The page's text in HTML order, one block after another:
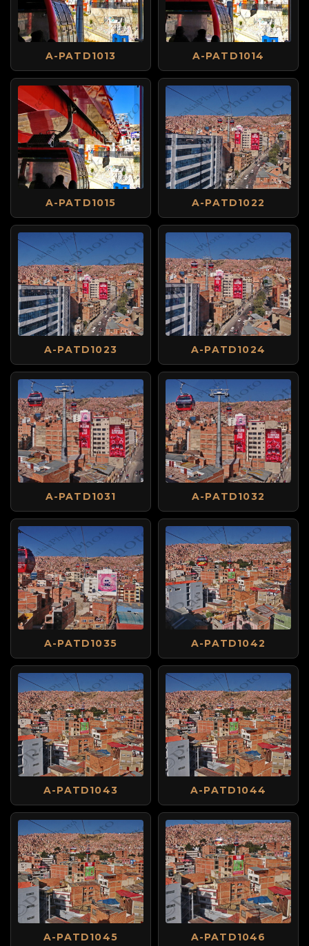
A-PATD1013 A-PATD1014
A-PATD1015 A-PATD1022
A-PATD1023 A-PATD1024
A-PATD1031 A-PATD1032
A-PATD1035 A-PATD1042
A-PATD1043 A-PATD1044
A-PATD1045 A-PATD1046